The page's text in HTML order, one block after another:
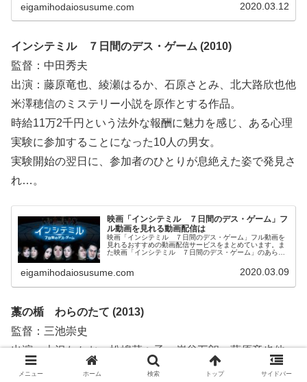
で、動画配信サービス選びや映画本編を見る前の予備知識
として役立ててください。
eigamihodaiosusume.com 2020.03.12
インシテミル ７日間のデス・ゲーム (2010)
監督：中田秀夫
出演：藤原竜也、綾瀬はるか、石原さとみ、北大路欣也他
米澤穂信のミステリー小説を原作とする作品。
時給11万2千円という法外な報酬に魅力を感じ、ある心理
実験に参加することになった10人の男女。
実験開始の翌日に、参加者のひとりが息絶えた姿で発見さ
れ…。
映画「インシテミル ７日間のデス・ゲーム」フ
ル動画を見れる動画配信は
映画「インシテミル ７日間のデス・ゲーム」フル動画を
見れるおすすめの動画配信サービスをまとめています。ま
た映画「インシテミル ７日間のデス・ゲーム」のあらす
で、動画配信サービス選びや映画本編を見る前の予備知識
として役立ててください。
eigamihodaiosusume.com 2020.03.09
藁の楯 わらのたて (2013)
監督：三池崇史
出演：大沢たかお、松嶋菜々子、岸谷五朗、藤原竜也他
メニュー ホーム 検索 トップ サイドバー